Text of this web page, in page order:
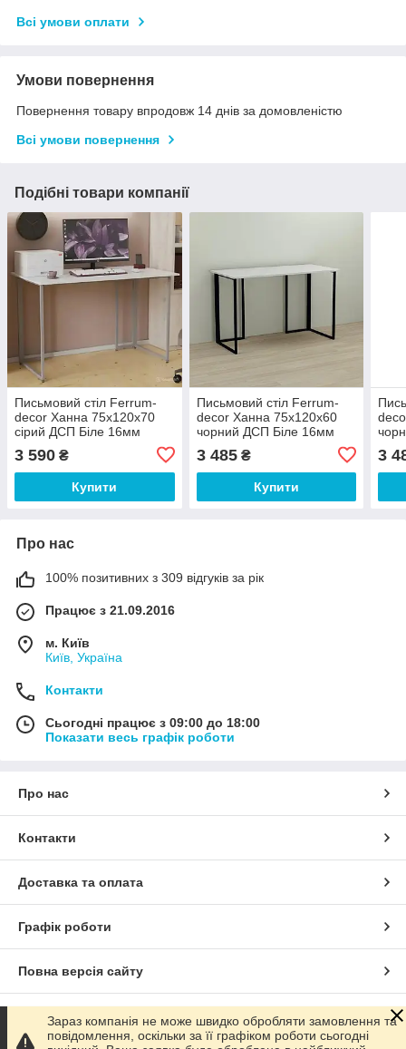
Всі умови оплати
Умови повернення
Повернення товару впродовж 14 днів за домовленістю
Всі умови повернення
Подібні товари компанії
Письмовий стіл Ferrum-
decor Ханна 75x120x70
сірий ДСП Біле 16мм
3 590 ₴
Купити
Письмовий стіл Ferrum-
decor Ханна 75x120x60
чорний ДСП Біле 16мм
3 485₴
Купити
3
Про нас
100% позитивних з 309 відгуків за рік
Працює з 21.09.2016
м. Київ
Київ, Україна
Контакти
Сьогодні працює з 09:00 до 18:00
Показати весь графік роботи
Про нас
Контакти
Доставка та оплата
Графік роботи
Повна версія сайту
Сайт створено на маркетплейсі Prom.ua
Зараз компанія не може швидко обробляти замовлення та
повідомлення, оскільки за її графіком роботи сьогодні